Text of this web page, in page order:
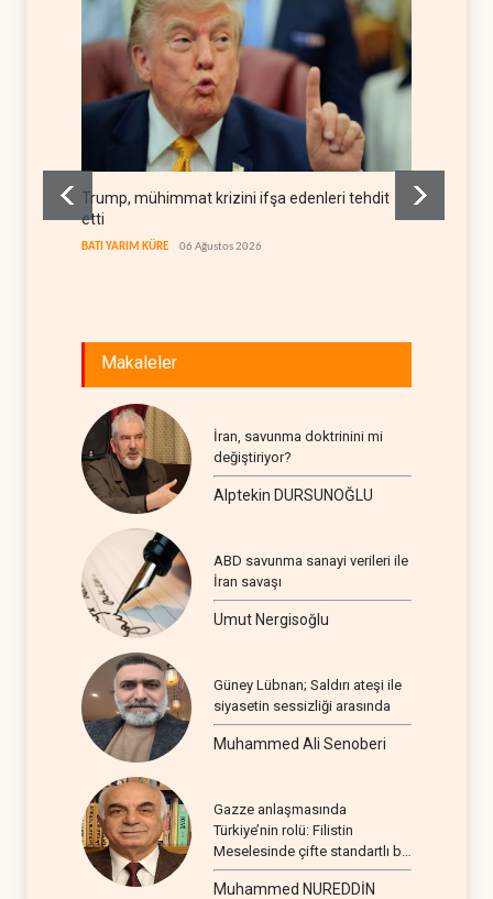
Trump, mühimmat krizini ifşa edenleri tehdit
etti
BATI YARIM KÜRE 06 Ağustos 2026
Makaleler
İran, savunma doktrinini mi
değiştiriyor?
Alptekin DURSUNOĞLU
ABD savunma sanayi verileri ile
İran savaşı
Umut Nergisoğlu
Güney Lübnan; Saldırı ateşi ile
siyasetin sessizliği arasında
Muhammed Ali Senoberi
Gazze anlaşmasında
Türkiye’nin rolü: Filistin
Meselesinde çifte standartlı bir
seyir
Muhammed NUREDDİN